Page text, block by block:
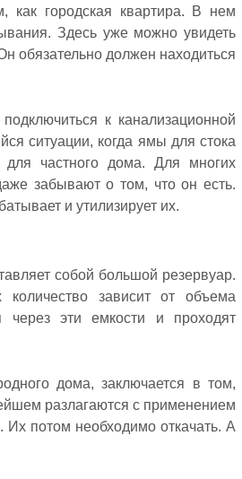
городская квартира. В нем
Здесь уже можно увидеть
обязательно должен находиться
к канализационной
ситуации, когда ямы для стока
частного дома. Для многих
забывают о том, что он есть.
и утилизирует их.
собой большой резервуар.
зависит от объема
через эти емкости и проходят
дома, заключается в том,
разлагаются с применением
Их потом необходимо откачать. А